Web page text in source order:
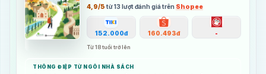
4,9/5 từ13 lượt đánh giá trên Shopee
152.000đ 160.493đ -
Từ 18 tuổi trở lên
THÔNG ĐIỆP TỪ NGÔI NHÀ SÁCH